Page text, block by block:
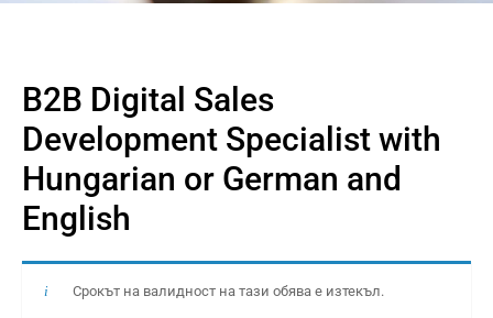
B2B Digital Sales
Development Specialist with
Hungarian or German and
English
Срокът на валидност на тази обява е изтекъл.